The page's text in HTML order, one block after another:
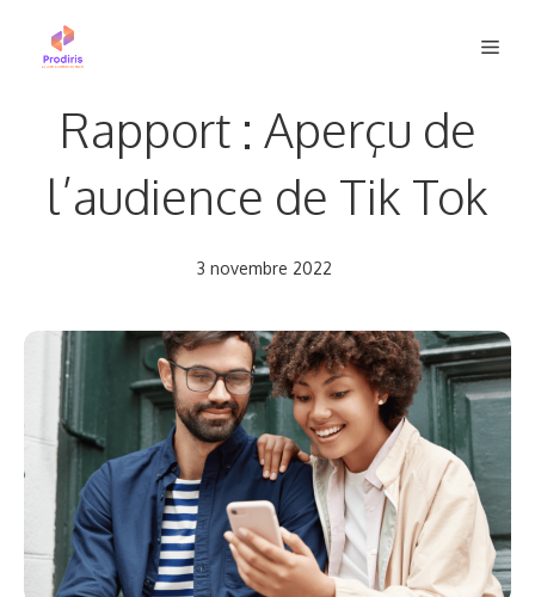
Rapport : Aperçu de
l’audience de Tik Tok
3 novembre 2022